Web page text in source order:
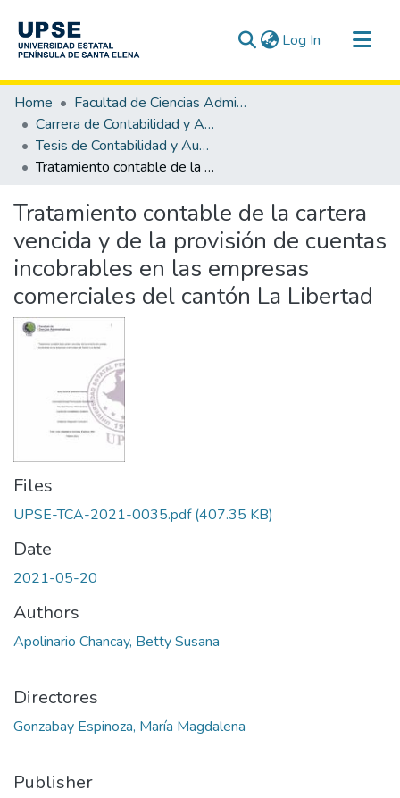
Log In (current)
Communities & Collections
All of DSpace
Statistics
Home
Facultad de Ciencias Administrativas
Carrera de Contabilidad y Auditoría
Tesis de Contabilidad y Auditoría
Tratamiento contable de la cartera vencida y de la provisión de cuentas incobrables en las empresas comerciales del cantón La Libertad
Tratamiento contable de la cartera
vencida y de la provisión de cuentas
incobrables en las empresas
comerciales del cantón La Libertad
Files
UPSE-TCA-2021-0035.pdf(407.35 KB)
Date
2021-05-20
Authors
Apolinario Chancay, Betty Susana
Directores
Gonzabay Espinoza, María Magdalena
Publisher